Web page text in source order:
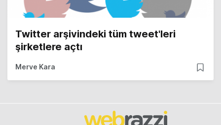
Twitter arşivindeki tüm tweet'leri
şirketlere açtı
Merve Kara